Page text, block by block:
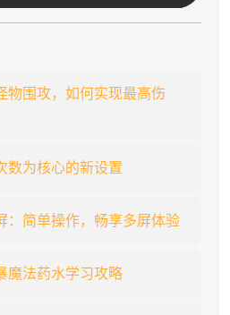
物围攻，如何实现最高伤
数为核心的新设置
：简单操作，畅享多屏体验
魔法药水学习攻略